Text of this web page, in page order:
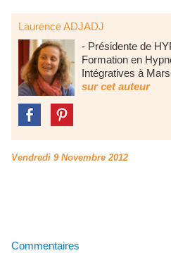
Laurence ADJADJ
- Présidente de
Formation en
Intégratives à
sur cet auteur
Vendredi 9 Novembre 2012
Commentaires